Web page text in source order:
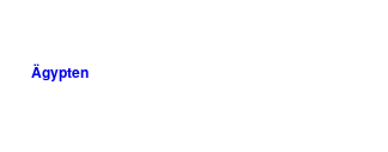
Ägypten